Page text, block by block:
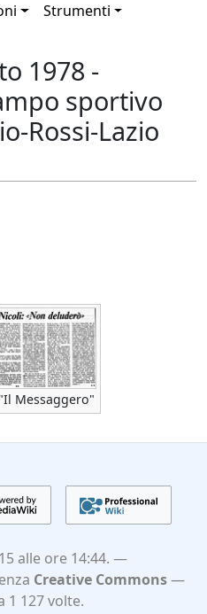
Strumenti
1978 -
sportivo
Rossi-Lazio
Messaggero"
alle ore 14:44.
Creative Commons
1 127 volte.